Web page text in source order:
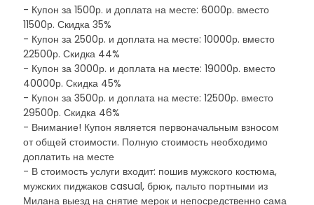
- Купон за 1500р. и доплата на месте: 6000р. вместо
11500р. Скидка 35%
- Купон за 2500р. и доплата на месте: 10000р. вместо
22500р. Скидка 44%
- Купон за 3000р. и доплата на месте: 19000р. вместо
40000р. Скидка 45%
- Купон за 3500р. и доплата на месте: 12500р. вместо
29500р. Скидка 46%
- Внимание! Купон является первоначальным взносом
от общей стоимости. Полную стоимость необходимо
доплатить на месте
- В стоимость услуги входит: пошив мужского костюма,
мужских пиджаков casual, брюк, пальто портными из
Милана выезд на снятие мерок и непосредственно сама